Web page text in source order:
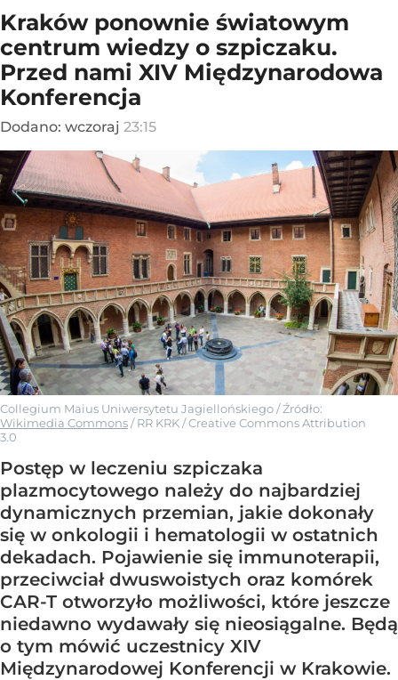
Kraków ponownie światowym
centrum wiedzy o szpiczaku.
Przed nami XIV Międzynarodowa
Konferencja
Dodano: wczoraj 23:15
Collegium Maius Uniwersytetu Jagiellońskiego/ Źródło:
Wikimedia Commons/RR KRK / Creative Commons Attribution
3.0
Postęp w leczeniu szpiczaka
plazmocytowego należy do najbardziej
dynamicznych przemian, jakie dokonały
się w onkologii i hematologii w ostatnich
dekadach. Pojawienie się immunoterapii,
przeciwciał dwuswoistych oraz komórek
CAR-T otworzyło możliwości, które jeszcze
niedawno wydawały się nieosiągalne. Będą
o tym mówić uczestnicy XIV
Międzynarodowej Konferencji w Krakowie.